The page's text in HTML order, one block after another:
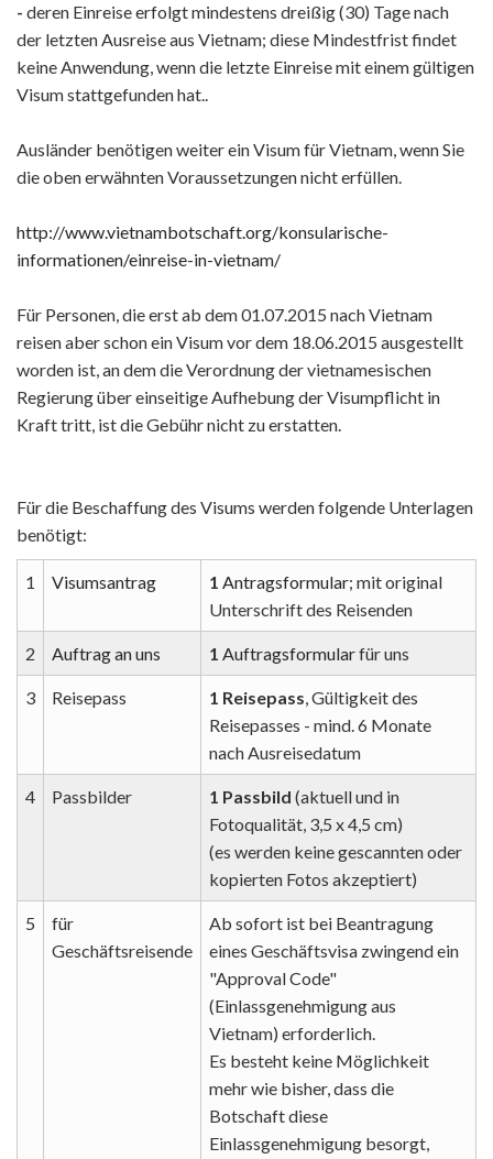
- deren Einreise erfolgt mindestens dreißig (30) Tage nach
der letzten Ausreise aus Vietnam; diese Mindestfrist findet
keine Anwendung, wenn die letzte Einreise mit einem gültigen
Visum stattgefunden hat..
Ausländer benötigen weiter ein Visum für Vietnam, wenn Sie
die oben erwähnten Voraussetzungen nicht erfüllen.
http://www.vietnambotschaft.org/konsularische-
informationen/einreise-in-vietnam/
Für Personen, die erst ab dem 01.07.2015 nach Vietnam
reisen aber schon ein Visum vor dem 18.06.2015 ausgestellt
worden ist, an dem die Verordnung der vietnamesischen
Regierung über einseitige Aufhebung der Visumpflicht in
Kraft tritt, ist die Gebühr nicht zu erstatten.
Für die Beschaffung des Visums werden folgende Unterlagen
benötigt:
1 Visumsantrag 1 Antragsformular; mit original
Unterschrift des Reisenden
2 Auftrag an uns 1 Auftragsformularfür uns
3 Reisepass 1 Reisepass, Gültigkeit des
Reisepasses - mind. 6 Monate
nach Ausreisedatum
4 Passbilder 1 Passbild (aktuell und in
Fotoqualität, 3,5 x 4,5 cm)
(es werden keine gescannten oder
kopierten Fotos akzeptiert)
5
für
Geschäftsreisende
Ab sofort ist bei Beantragung
eines Geschäftsvisa zwingend ein
"Approval Code"
(Einlassgenehmigung aus
Vietnam) erforderlich.
Es besteht keine Möglichkeit
mehr wie bisher, dass die
Botschaft diese
Einlassgenehmigung besorgt,